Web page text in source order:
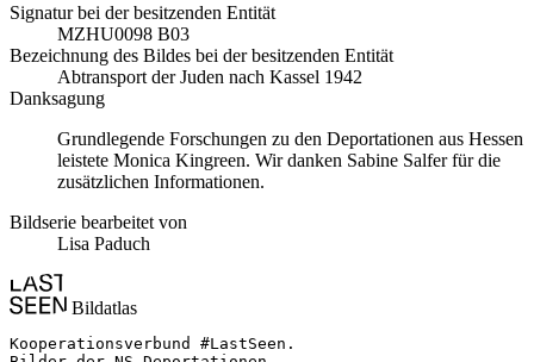
Signatur bei der besitzenden Entität
MZHU0098 B03
Bezeichnung des Bildes bei der besitzenden Entität
Abtransport der Juden nach Kassel 1942
Danksagung
Grundlegende Forschungen zu den Deportationen aus Hessen
leistete Monica Kingreen. Wir danken Sabine Salfer für die
zusätzlichen Informationen.
Bildserie bearbeitet von
Lisa Paduch
Bildatlas
Kooperationsverbund #LastSeen.